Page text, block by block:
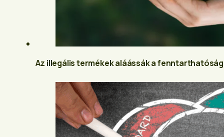
Az illegális termékek aláássák a